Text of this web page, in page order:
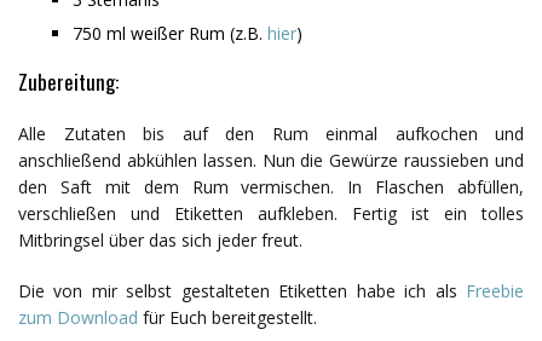
750 ml weißer Rum (z.B. hier)
Zubereitung:
Alle Zutaten bis auf den Rum einmal aufkochen und
anschließend abkühlen lassen. Nun die Gewürze raussieben und
den Saft mit dem Rum vermischen. In Flaschen abfüllen,
verschließen und Etiketten aufkleben. Fertig ist ein tolles
Mitbringsel über das sich jeder freut.
Die von mir selbst gestalteten Etiketten habe ich als Freebie
zum Download für Euch bereitgestellt.